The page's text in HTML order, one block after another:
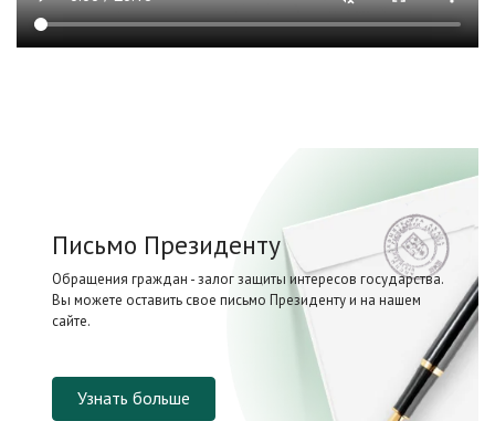
Письмо Президенту
Обращения граждан - залог защиты интересов государства.
Вы можете оставить свое письмо Президенту и на нашем
сайте.
Узнать больше